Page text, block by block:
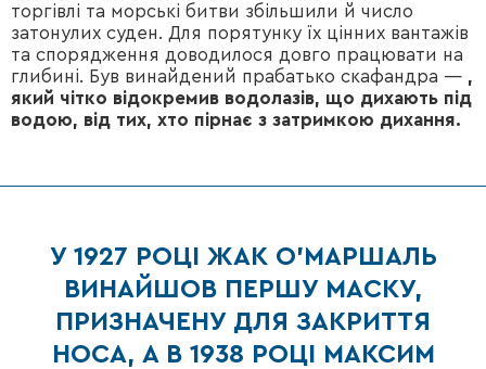
торгівлі та морські битви збільшили й число
затонулих суден. Для порятунку їх цінних вантажів
та спорядження доводилося довго працювати на
глибині. Був винайдений прабатько скафандра — ,
який чітко відокремив водолазів, що дихають під
водою, від тих, хто пірнає з затримкою дихання.
У 1927 РОЦІ ЖАК О'МАРШАЛЬ
ВИНАЙШОВ ПЕРШУ МАСКУ,
ПРИЗНАЧЕНУ ДЛЯ ЗАКРИТТЯ
НОСА, А В 1938 РОЦІ МАКСИМ